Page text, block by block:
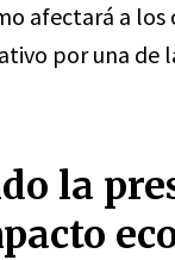
afectará a
por una de
la